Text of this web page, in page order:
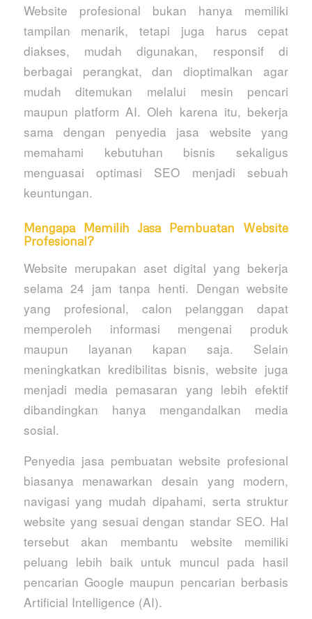
Website profesional bukan hanya memiliki
tampilan menarik, tetapi juga harus cepat
diakses, mudah digunakan, responsif di
berbagai perangkat, dan dioptimalkan agar
mudah ditemukan melalui mesin pencari
maupun platform AI. Oleh karena itu, bekerja
sama dengan penyedia jasa website yang
memahami kebutuhan bisnis sekaligus
menguasai optimasi SEO menjadi sebuah
keuntungan.
Mengapa Memilih Jasa Pembuatan Website
Profesional?
Website merupakan aset digital yang bekerja
selama 24 jam tanpa henti. Dengan website
yang profesional, calon pelanggan dapat
memperoleh informasi mengenai produk
maupun layanan kapan saja. Selain
meningkatkan kredibilitas bisnis, website juga
menjadi media pemasaran yang lebih efektif
dibandingkan hanya mengandalkan media
sosial.
Penyedia jasa pembuatan website profesional
biasanya menawarkan desain yang modern,
navigasi yang mudah dipahami, serta struktur
website yang sesuai dengan standar SEO. Hal
tersebut akan membantu website memiliki
peluang lebih baik untuk muncul pada hasil
pencarian Google maupun pencarian berbasis
Artificial Intelligence (AI).